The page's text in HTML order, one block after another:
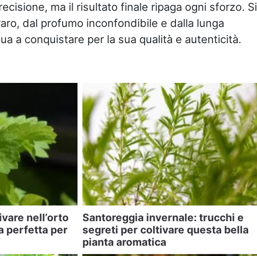
ma il risultato finale ripaga ogni sforzo. Si
dal profumo inconfondibile e dalla lunga
a conquistare per la sua qualità e autenticità.
nell’orto
perfetta per
Santoreggia invernale: trucchi e
segreti per coltivare questa bella
pianta aromatica